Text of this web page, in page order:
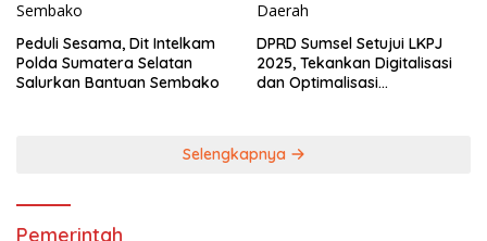
Peduli Sesama, Dit Intelkam
Polda Sumatera Selatan
Salurkan Bantuan Sembako
DPRD Sumsel Setujui LKPJ
2025, Tekankan Digitalisasi
dan Optimalisasi
Selengkapnya
Pemerintah